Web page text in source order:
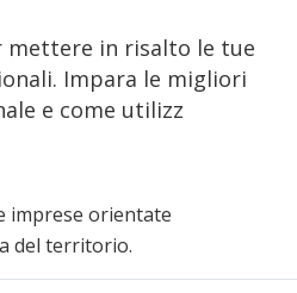
mettere in risalto le tue
Impara le migliori
e come utilizz
imprese orientate
del territorio.